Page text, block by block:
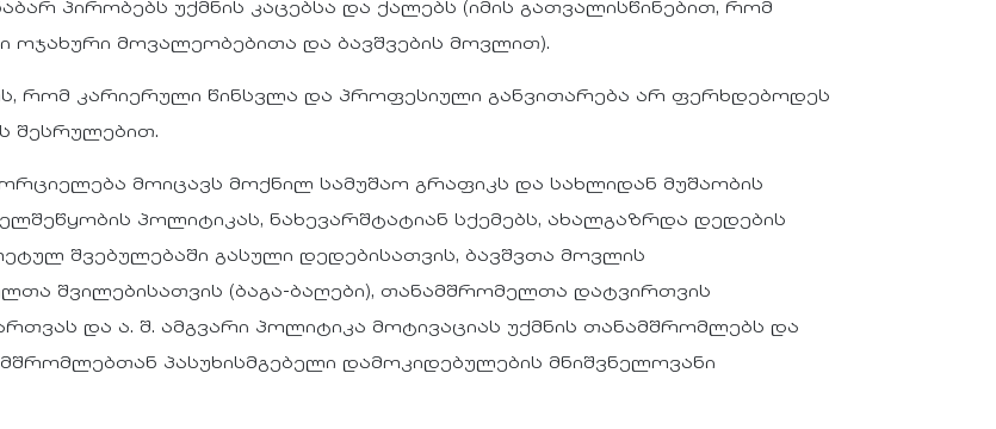
პირობებს უქმნის კაცებსა და ქალებს (იმის გათვალისწინებით, რომ
ოჯახური მოვალეობებითა და ბავშვების მოვლით).
რომ კარიერული წინსვლა და პროფესიული განვითარება არ ფერხდებოდეს
შესრულებით.
მოიცავს მოქნილ სამუშაო გრაფიკს და სახლიდან მუშაობის
პოლიტიკას, ნახევარშტატიან სქემებს, ახალგაზრდა დედების
შვებულებაში გასული დედებისათვის, ბავშვთა მოვლის
შვილებისათვის (ბაგა-ბაღები), თანამშრომელთა დატვირთვის
და ა. შ. ამგვარი პოლიტიკა მოტივაციას უქმნის თანამშრომლებს და
პასუხისმგებელი დამოკიდებულების მნიშვნელოვანი